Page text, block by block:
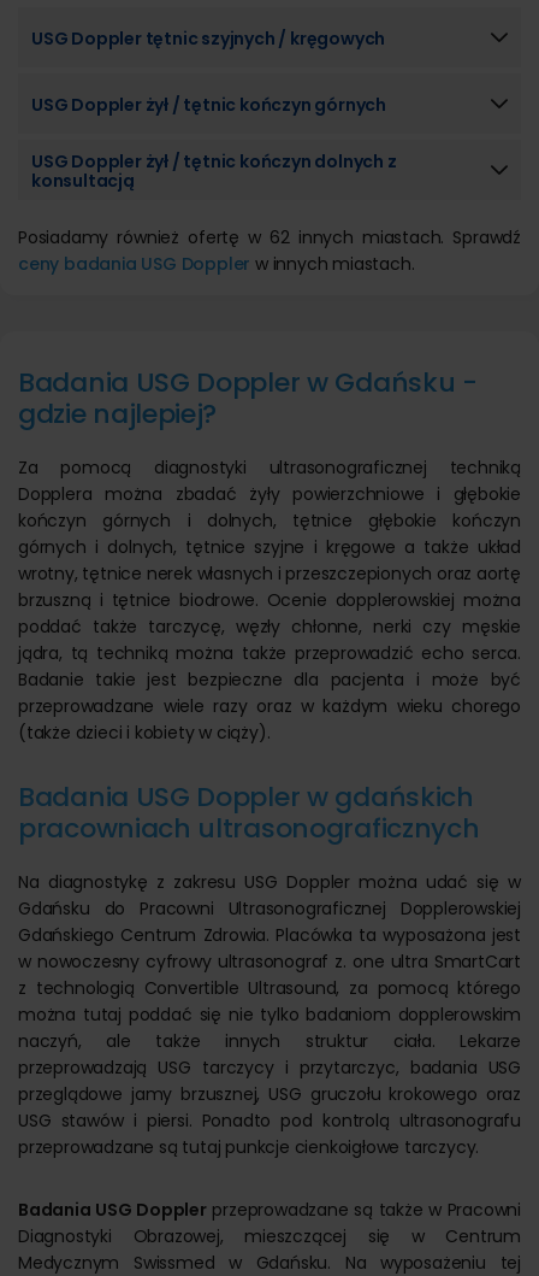
USG Doppler tętnic szyjnych / kręgowych
USG Doppler żył / tętnic kończyn górnych
USG Doppler żył / tętnic kończyn dolnych z
konsultacją
Posiadamy również ofertę w 62 innych miastach. Sprawdź
ceny badania USG Doppler w innych miastach.
Badania USG Doppler w Gdańsku -
gdzie najlepiej?
Za pomocą diagnostyki ultrasonograficznej techniką
Dopplera można zbadać żyły powierzchniowe i głębokie
kończyn górnych i dolnych, tętnice głębokie kończyn
górnych i dolnych, tętnice szyjne i kręgowe a także układ
wrotny, tętnice nerek własnych i przeszczepionych oraz aortę
brzuszną i tętnice biodrowe. Ocenie dopplerowskiej można
poddać także tarczycę, węzły chłonne, nerki czy męskie
jądra, tą techniką można także przeprowadzić echo serca.
Badanie takie jest bezpieczne dla pacjenta i może być
przeprowadzane wiele razy oraz w każdym wieku chorego
(także dzieci i kobiety w ciąży).
Badania USG Doppler w gdańskich
pracowniach ultrasonograficznych
Na diagnostykę z zakresu USG Doppler można udać się w
Gdańsku do Pracowni Ultrasonograficznej Dopplerowskiej
Gdańskiego Centrum Zdrowia. Placówka ta wyposażona jest
w nowoczesny cyfrowy ultrasonograf z. one ultra SmartCart
z technologią Convertible Ultrasound, za pomocą którego
można tutaj poddać się nie tylko badaniom dopplerowskim
naczyń, ale także innych struktur ciała. Lekarze
przeprowadzają USG tarczycy i przytarczyc, badania USG
przeglądowe jamy brzusznej, USG gruczołu krokowego oraz
USG stawów i piersi. Ponadto pod kontrolą ultrasonografu
przeprowadzane są tutaj punkcje cienkoigłowe tarczycy.
Badania USG Dopplerprzeprowadzane są także w Pracowni
Diagnostyki Obrazowej, mieszczącej się w Centrum
Medycznym Swissmed w Gdańsku. Na wyposażeniu tej